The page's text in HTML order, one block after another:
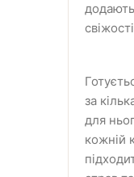
за
для
кожній